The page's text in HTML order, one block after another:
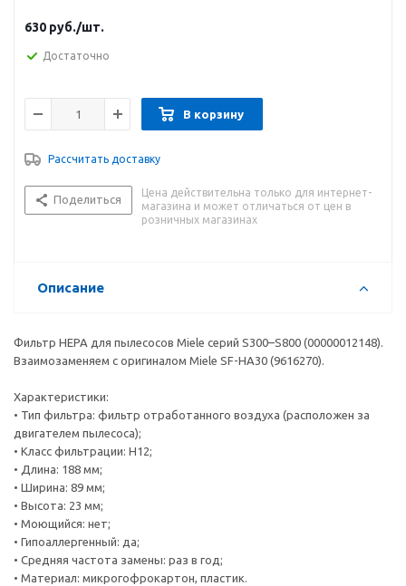
630 руб./шт.
Достаточно
В корзину
Рассчитать доставку
Поделиться
Цена действительна только для интернет-
магазина и может отличаться от цен в
розничных магазинах
Описание
Фильтр HEPA для пылесосов Miele серий S300–S800 (00000012148).
Взаимозаменяем с оригиналом Miele SF-HA30 (9616270).
Характеристики:
• Тип фильтра: фильтр отработанного воздуха (расположен за
двигателем пылесоса);
• Класс фильтрации: H12;
• Длина: 188 мм;
• Ширина: 89 мм;
• Высота: 23 мм;
• Моющийся: нет;
• Гипоаллергенный: да;
• Средняя частота замены: раз в год;
• Материал: микрогофрокартон, пластик.